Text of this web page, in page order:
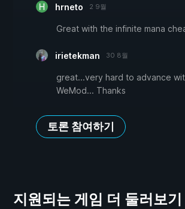
hrneto 2 9월
Great with the infinite mana
irietekman 30 8월
great...very hard to advance
WeMod... Thanks
토론 참여하기
지원되는 게임 더 둘러보기